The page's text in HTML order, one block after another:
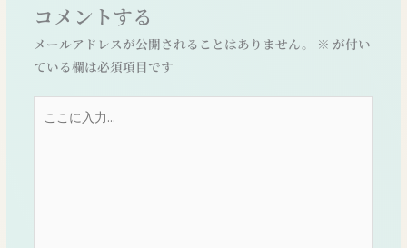
コメントする
メールアドレスが公開されることはありません。 ※ が付い
ている欄は必須項目です